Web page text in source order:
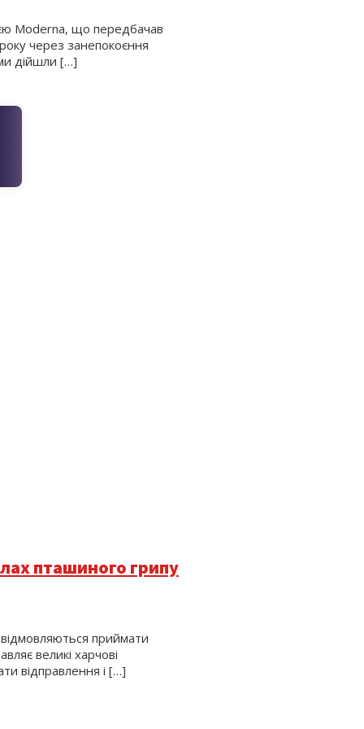
Moderna, що передбачав
через занепокоєння
дійшли […]
пташиного грипу
приймати
великі харчові
відправлення і […]